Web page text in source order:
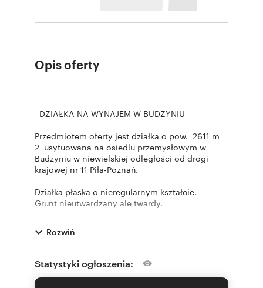
Opis oferty
DZIAŁKA NA WYNAJEM W BUDZYNIU
Przedmiotem oferty jest działka o pow. 2611 m
2 usytuowana na osiedlu przemysłowym w
Budzyniu w niewielskiej odległości od drogi
krajowej nr 11 Piła-Poznań.
Działka płaska o nieregularnym kształcie.
Grunt nieutwardzany ale twardy.
Cena najmu 2000 zł/miesiąc + media + podatek
od nieruchomości
Kaucja 4 000 zł
Rozwiń
Statystyki ogłoszenia: